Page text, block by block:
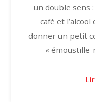
un double sens
café et
donner un petit
«